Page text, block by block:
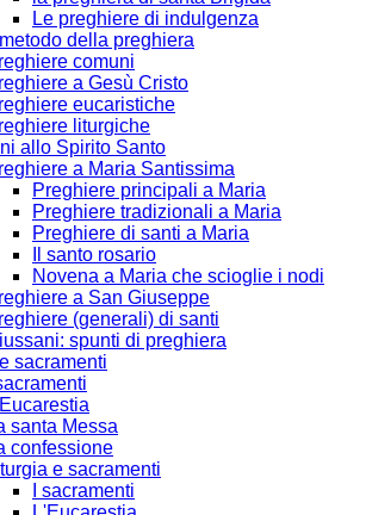
Le preghiere di indulgenza
metodo della preghiera
comuni
a Gesù Cristo
eucaristiche
liturgiche
allo Spirito Santo
a Maria Santissima
Preghiere principali a Maria
Preghiere tradizionali a Maria
Preghiere di santi a Maria
Il santo rosario
Novena a Maria che scioglie i nodi
a San Giuseppe
(generali) di santi
spunti di preghiera
sacramenti
sacramenti
santa Messa
confessione
e sacramenti
I sacramenti